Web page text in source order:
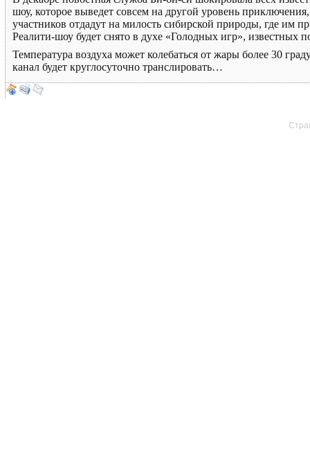
шоу, которое выведет совсем на другой уровень
участников отдадут на милость сибирской природы, где им
Реалити-шоу будет снято в духе «Голодных игр», известных
Температура воздуха может колебаться от жары более 30
канал будет круглосуточно транслировать…